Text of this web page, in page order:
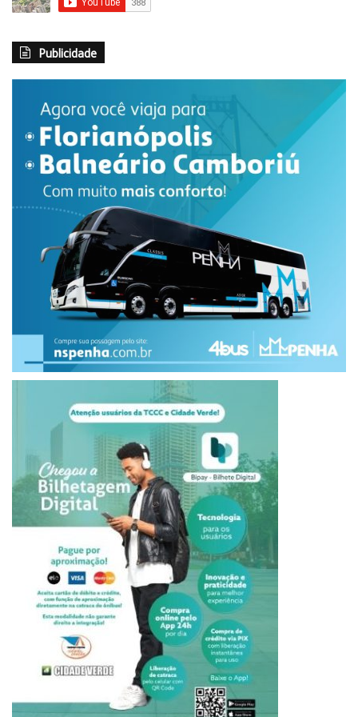
Jaime da Luz, para representar Quedas do Iguaçu junto ao
consórcio, sendo o 55º município associado na maior
instituição municipalista do Paraná. A solenidade aconteceu
durante a última reunião ordinária da Amop, em Cascavel,
presidida pelo presidente e prefeito de Cascavel, Leonaldo
Paranhos e o vice-presidente e prefeito de Toledo, Beto
Lunitti e a maioria dos prefeitos integrantes.
MOBILIDADE
O prefeito Ulisses Maia esteve em Curitiba para discutir
com o Governo do Estado e órgãos como Departamento de
Estradas e Rodagem (DER) e Departamento Nacional de
Infraestrutura de Transportes (Dnit), várias obras de
Mobilidade Urbana que facilitarão a vida de motoristas e
pedestres de Maringá. As principais são no viaduto do
Contorno Norte, no limite entre Maringá e Sarandi.
Na manhã de quarta (08), o MDB oficializou a senadora
Simone Tebet como pré-candidata do partido à Presidência
da República nas eleições de 2022 e a formalização
aconteceu durante ato em um hotel em Brasília. Com isso,
há pelo menos 12 pré-candidatos ao Palácio do Planalto já
oficializados pelos partidos ou não. Entre esses nomes,
estão o do presidente Jair Bolsonaro(PL), do ex-presidente
Luiz Inácio Lula da Silva (PT) e do ex-ministro da Justiça
Sergio Moro (Podemos).
UNIÃO BRASIL
O lançamento do partido que nasceu da fusãoi do PSL e do
DEM, em Curitiba, contou com a presença de Carlos Massa
Ratinho Junior (PSD), o que eleva as especulações de que o
União Brasil estará apoiando a reeleição do atual
Publicidade